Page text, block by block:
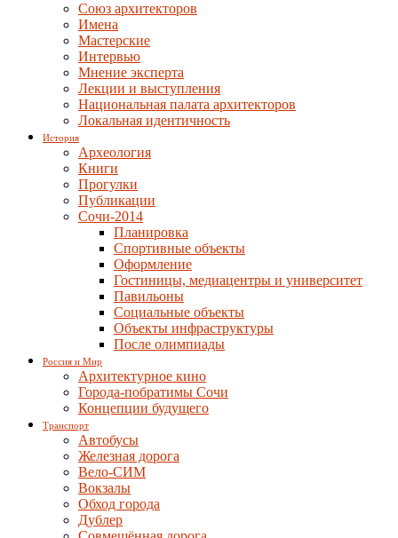
Союз архитекторов
Имена
Мастерские
Интервью
Мнение эксперта
Лекции и выступления
Национальная палата архитекторов
Локальная идентичность
История
Археология
Книги
Прогулки
Публикации
Сочи-2014
Планировка
Спортивные объекты
Оформление
Гостиницы, медиацентры и университет
Павильоны
Социальные объекты
Объекты инфраструктуры
После олимпиады
Россия и Мир
Архитектурное кино
Города-побратимы Сочи
Концепции будущего
Транспорт
Автобусы
Железная дорога
Вело-СИМ
Вокзалы
Обход города
Дублер